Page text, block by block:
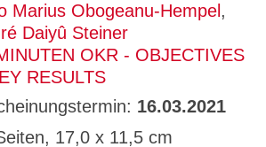
Marius Obogeanu-Hempel ,
Daiyû Steiner
OKR - OBJECTIVES
RESULTS
16.03.2021
17,0 x 11,5 cm